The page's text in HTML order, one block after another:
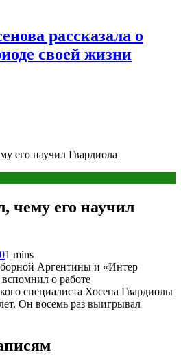
рассказала о
своей жизни
его научил Гвардиола
чему его научил
01 mins
Аргентины и «Интер
о работе
специалиста Хосепа Гвардиолы
Он восемь раз выигрывал